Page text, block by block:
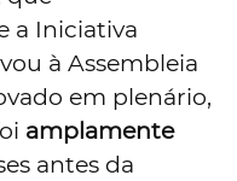
a Iniciativa
à Assembleia
em plenário,
amplamente
antes da